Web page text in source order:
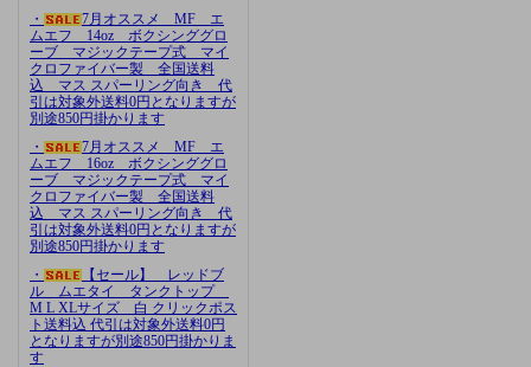
・
7月オススメ MF エ
ムエフ 14oz ボクシンググロ
ーブ マジックテープ式 マイ
クロファイバー製 全国送料
込 マス スパーリング向き 代
引は対象外送料0円となりますが
別途850円掛かります
・
7月オススメ MF エ
ムエフ 16oz ボクシンググロ
ーブ マジックテープ式 マイ
クロファイバー製 全国送料
込 マス スパーリング向き 代
引は対象外送料0円となりますが
別途850円掛かります
・
【セール】 レッドブ
ル ムエタイ タンクトップ
M L XLサイズ 白 クリックポス
ト送料込 代引は対象外送料0円
となりますが別途850円掛かりま
す